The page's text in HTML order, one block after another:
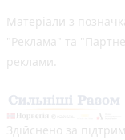
Матеріали з
"Реклама" та
реклами.
Здійснено за